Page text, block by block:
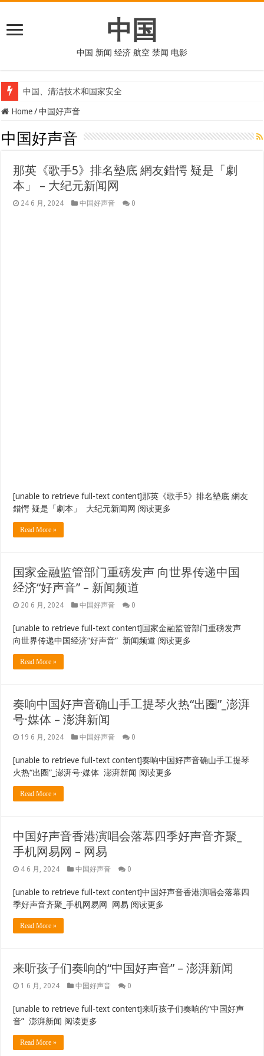
中国
中国 新闻 经济 航空 禁闻 电影
中国、清洁技术和国家安全
Home / 中国好声音
中国好声音
那英《歌手5》排名墊底 網友錯愕 疑是「劇
本」 – 大纪元新闻网
24 6 月, 2024 中国好声音 0
[unable to retrieve full-text content]那英《歌手5》排名墊底 網友
錯愕 疑是「劇本」 大纪元新闻网 阅读更多
Read More »
国家金融监管部门重磅发声 向世界传递中国
经济“好声音” – 新闻频道
20 6 月, 2024 中国好声音 0
[unable to retrieve full-text content]国家金融监管部门重磅发声
向世界传递中国经济“好声音” 新闻频道 阅读更多
Read More »
奏响中国好声音确山手工提琴火热“出圈”_澎湃
号·媒体 – 澎湃新闻
19 6 月, 2024 中国好声音 0
[unable to retrieve full-text content]奏响中国好声音确山手工提琴
火热“出圈”_澎湃号·媒体 澎湃新闻 阅读更多
Read More »
中国好声音香港演唱会落幕四季好声音齐聚_
手机网易网 – 网易
4 6 月, 2024 中国好声音 0
[unable to retrieve full-text content]中国好声音香港演唱会落幕四
季好声音齐聚_手机网易网 网易 阅读更多
Read More »
来听孩子们奏响的“中国好声音” – 澎湃新闻
1 6 月, 2024 中国好声音 0
[unable to retrieve full-text content]来听孩子们奏响的“中国好声
音” 澎湃新闻 阅读更多
Read More »